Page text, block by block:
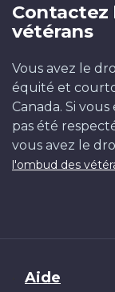
Contactez
vétérans
Vous avez le
équité et
Canada. Si
pas été
vous avez le
l'ombud des
Brand
Aide